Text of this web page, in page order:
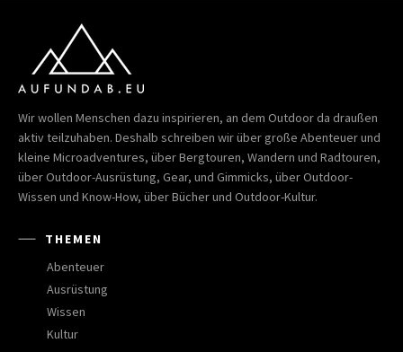
Wir wollen Menschen dazu inspirieren, an dem Outdoor da draußen
aktiv teilzuhaben. Deshalb schreiben wir über große Abenteuer und
kleine Microadventures, über Bergtouren, Wandern und Radtouren,
über Outdoor-Ausrüstung, Gear, und Gimmicks, über Outdoor-
Wissen und Know-How, über Bücher und Outdoor-Kultur.
THEMEN
Abenteuer
Ausrüstung
Wissen
Kultur